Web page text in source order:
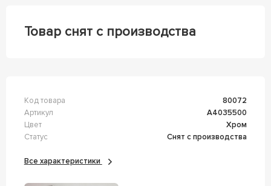
Товар снят с производства
Код товара
80072
Артикул
A4035500
Цвет
Хром
Статус
Снят с производства
Все характеристики